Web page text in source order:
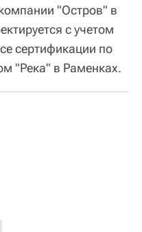
"Остров" в
с учетом
сертификации по
"Река" в Раменках.